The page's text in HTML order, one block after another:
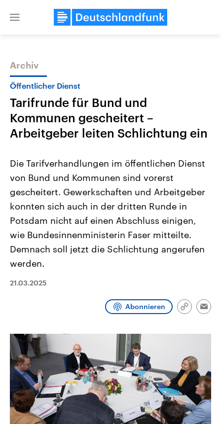
Close
Themen
2026
Alle Informationen
Sachsen-Anhalt wählt am 6.
September 2026 einen neuen
Landtag. Seit 2021 wird das
Bundesland von einer Koalition aus
Umfragen, Prognosen,
und Hintergründe zu den Parteien
und Kandidaten der anstehenden
Wahl.
Aktuelle Beiträge,
Hintergründe
Wirtschaftlich und
gehören die Vereinigten
den mächtigsten Ländern
mit großem Einfluss auf
aktuelle Weltgeschehen.
Sendungen Programm Podcasts
Archiv
Öffentlicher Dienst
Tarifrunde für Bund und
Kommunen gescheitert –
Arbeitgeber leiten Schlichtung ein
Die Tarifverhandlungen im öffentlichen Dienst
von Bund und Kommunen sind vorerst
gescheitert. Gewerkschaften und Arbeitgeber
konnten sich auch in der dritten Runde in
Potsdam nicht auf einen Abschluss einigen,
wie Bundesinnenministerin Faser mitteilte.
Demnach soll jetzt die Schlichtung angerufen
werden.
21.03.2025
Abonnieren
Link